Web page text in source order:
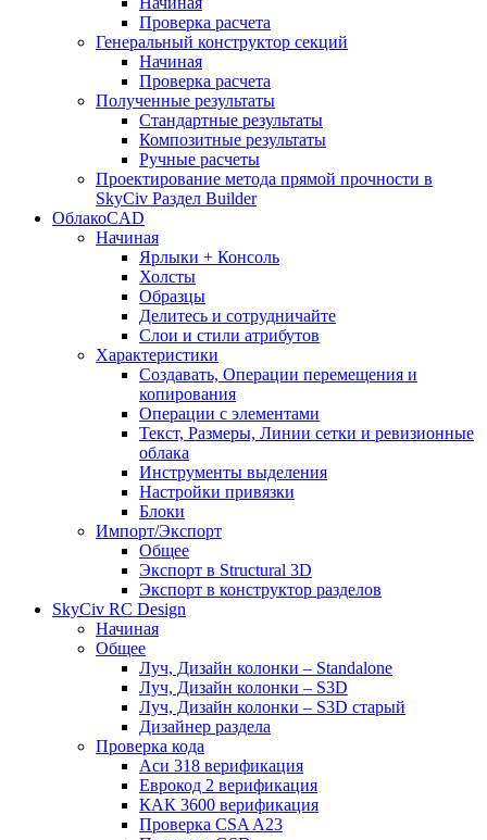
Проверка расчета
Генеральный конструктор секций
Начиная
Проверка расчета
Полученные результаты
Стандартные результаты
Композитные результаты
Ручные расчеты
Проектирование метода прямой прочности в
SkyCiv Раздел Builder
ОблакоCAD
Начиная
Ярлыки + Консоль
Холсты
Образцы
Делитесь и сотрудничайте
Слои и стили атрибутов
Характеристики
Создавать, Операции перемещения и
копирования
Операции с элементами
Текст, Размеры, Линии сетки и ревизионные
облака
Инструменты выделения
Настройки привязки
Блоки
Импорт/Экспорт
Общее
Экспорт в Structural 3D
Экспорт в конструктор разделов
SkyCiv RC Design
Начиная
Общее
Луч, Дизайн колонки – Standalone
Луч, Дизайн колонки – S3D
Луч, Дизайн колонки – S3D старый
Дизайнер раздела
Проверка кода
Аси 318 верификация
Еврокод 2 верификация
КАК 3600 верификация
Проверка CSA A23